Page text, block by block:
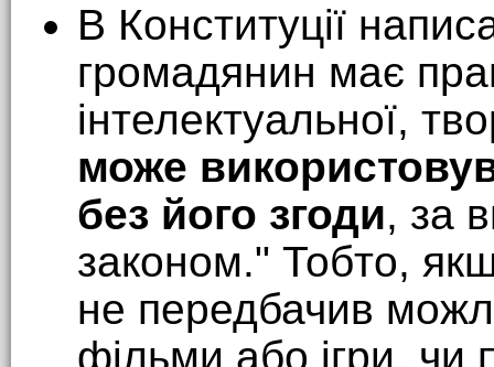
В Конституції
громадянин має
інтелектуальної,
може
без його згоди, за
законом." Тобто,
не передбачив
фільми або ігри, чи